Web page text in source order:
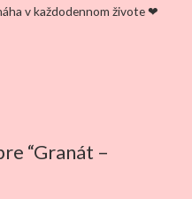
v každodennom živote ❤
“Granát –